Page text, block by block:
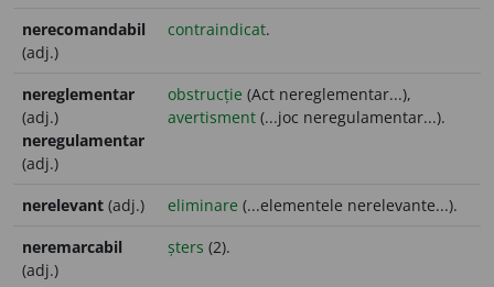
nerecomandabil
(adj.)
contraindicat.
nereglementar
(adj.)
neregulamentar
(adj.)
obstrucție (Act nereglementar...),
avertisment (...joc neregulamentar...).
nerelevant (adj.) eliminare (...elementele nerelevante...).
neremarcabil
(adj.)
șters (2).